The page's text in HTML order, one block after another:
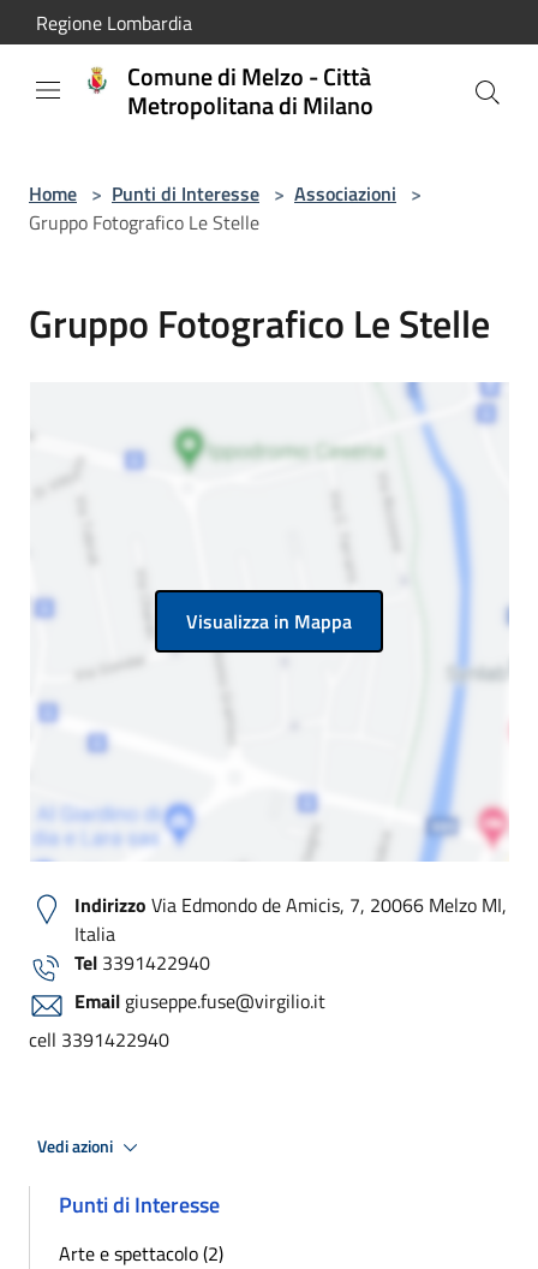
Salta al contenuto principale
Regione Lombardia
Comune di Melzo - Città
Metropolitana di Milano
Home > Punti di Interesse > Associazioni >
Gruppo Fotografico Le Stelle
Gruppo Fotografico Le Stelle
Visualizza in Mappa
Indirizzo Via Edmondo de Amicis, 7, 20066 Melzo MI,
Italia
Tel 3391422940
Email giuseppe.fuse@virgilio.it
cell 3391422940
Vedi azioni
Punti di Interesse
Arte e spettacolo (2)